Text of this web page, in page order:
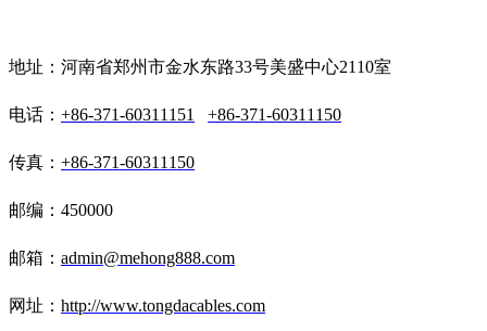
地址：河南省郑州市金水东路33号美盛中心2110室
电话： +86-371-60311151 +86-371-60311150
传真： +86-371-60311150
邮编：450000
邮箱： admin@mehong888.com
网址： http://www.tongdacables.com